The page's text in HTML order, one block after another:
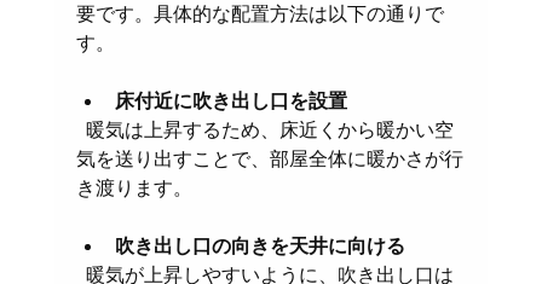
要です。具体的な配置方法は以下の通りで
す。
床付近に吹き出し口を設置
気を送り出すことで、部屋全体に暖かさが行
き渡ります。
吹き出し口の向きを天井に向ける